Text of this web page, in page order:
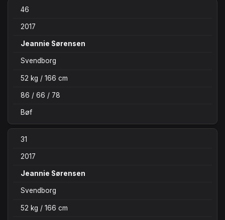
46
2017
Jeannie Sørensen
Svendborg
52 kg / 166 cm
86 / 66 / 78
Bøf
31
2017
Jeannie Sørensen
Svendborg
52 kg / 166 cm